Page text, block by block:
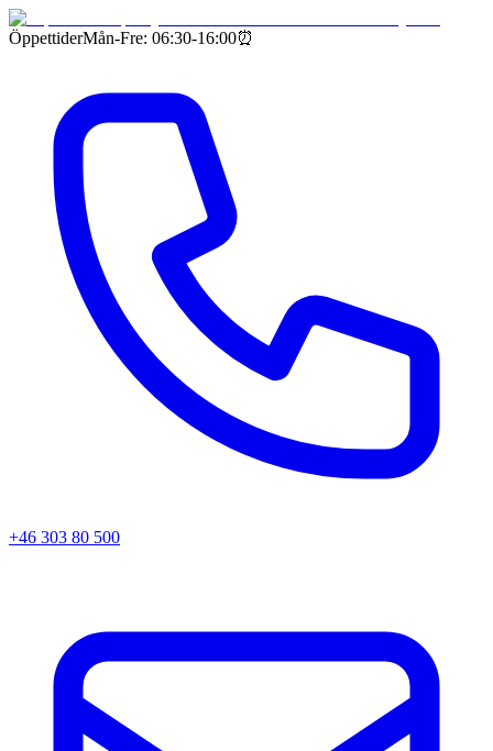
ÖppettiderMån-Fre: 06:30-16:00⏰
+46 303 80 500